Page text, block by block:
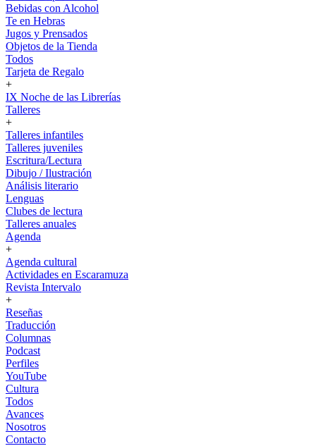
Bebidas con Alcohol
Te en Hebras
Jugos y Prensados
Objetos de la Tienda
Todos
Tarjeta de Regalo
+
IX Noche de las Librerías
Talleres
+
Talleres infantiles
Talleres juveniles
Escritura/Lectura
Dibujo / Ilustración
Análisis literario
Lenguas
Clubes de lectura
Talleres anuales
Agenda
+
Agenda cultural
Actividades en Escaramuza
Revista Intervalo
+
Reseñas
Traducción
Columnas
Podcast
Perfiles
YouTube
Cultura
Todos
Avances
Nosotros
Contacto